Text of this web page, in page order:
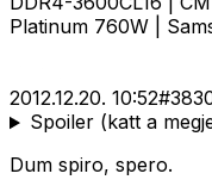
Platinum 760W |
2012.12.20. 10:52#
Spoiler (katt a
Dum spiro, spero.